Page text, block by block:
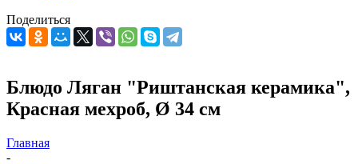
Поделиться
Блюдо Ляган "Риштанская керамика",
Красная мехроб, Ø 34 см
Главная
-